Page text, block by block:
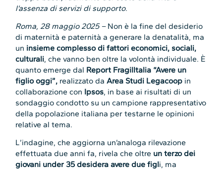
l’assenza di servizi di supporto.
Roma, 28 maggio 2025 – Non è la fine del desiderio
di maternità e paternità a generare la denatalità, ma
un insieme complesso di fattori economici, sociali,
culturali, che vanno ben oltre la volontà individuale. È
quanto emerge dal Report FragilItalia “Avere un
figlio oggi”, realizzato daArea Studi Legacoop in
collaborazione con Ipsos, in base ai risultati di un
sondaggio condotto su un campione rappresentativo
della popolazione italiana per testarne le opinioni
relative al tema.
L’indagine, che aggiorna un’analoga rilevazione
effettuata due anni fa, rivela che oltre un terzo dei
giovani under 35 desidera avere due figli, ma